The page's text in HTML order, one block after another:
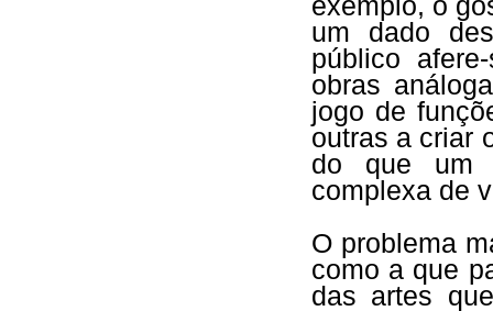
exemplo, o
um dado
público
obras
jogo de
outras a criar
do que um
complexa de
O problema
como a que
das artes